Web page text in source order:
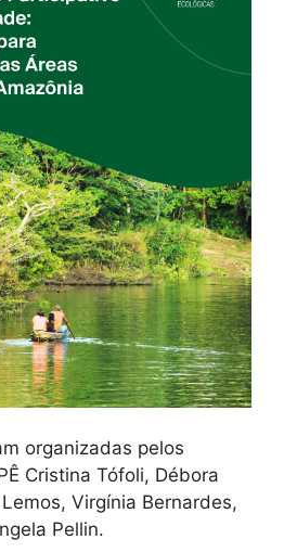
organizadas pelos
Cristina Tófoli, Débora
Virgínia Bernardes,
Pellin.